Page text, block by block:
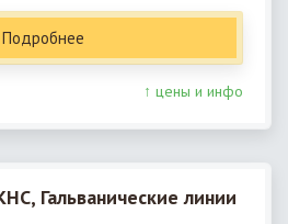
Подробнее
↑ цены и инфо
Гальванические линии